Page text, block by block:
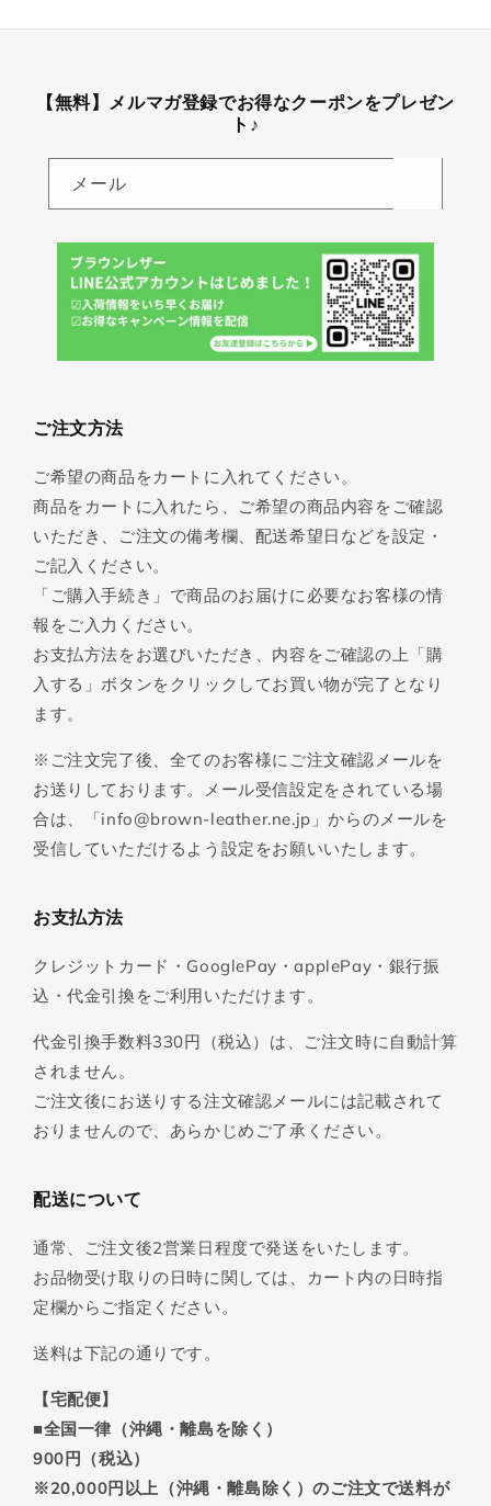
【無料】メルマガ登録でお得なクーポンをプレゼン
ト♪
メール
ご注文方法
ご希望の商品をカートに入れてください。
商品をカートに入れたら、ご希望の商品内容をご確認
いただき、ご注文の備考欄、配送希望日などを設定・
ご記入ください。
「ご購入手続き」で商品のお届けに必要なお客様の情
報をご入力ください。
お支払方法をお選びいただき、内容をご確認の上「購
入する」ボタンをクリックしてお買い物が完了となり
ます。
※ご注文完了後、全てのお客様にご注文確認メールを
お送りしております。メール受信設定をされている場
合は、「info@brown-leather.ne.jp」からのメールを
受信していただけるよう設定をお願いいたします。
お支払方法
クレジットカード・GooglePay・applePay・銀行振
込・代金引換をご利用いただけます。
代金引換手数料330円（税込）は、ご注文時に自動計算
されません。
ご注文後にお送りする注文確認メールには記載されて
おりませんので、あらかじめご了承ください。
配送について
通常、ご注文後2営業日程度で発送をいたします。
お品物受け取りの日時に関しては、カート内の日時指
定欄からご指定ください。
送料は下記の通りです。
【宅配便】
■全国一律（沖縄・離島を除く）
900円（税込）
※20,000円以上（沖縄・離島除く）のご注文で送料が